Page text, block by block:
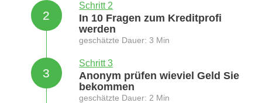
2
Schritt 2
In 10 Fragen zum Kreditprofi
werden
geschätzte Dauer: 3 Min
3
Schritt 3
Anonym prüfen wieviel Geld Sie
bekommen
geschätzte Dauer: 2 Min